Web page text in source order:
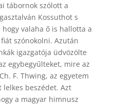
tábornok szólott a
Kossuthot s
valaha ő is hallotta a
szónokolni. Azután
igazgatója üdvözölte
egybegyűlteket, mire az
F. Thwing, az egyetem
beszédet. Azt
a magyar himnusz